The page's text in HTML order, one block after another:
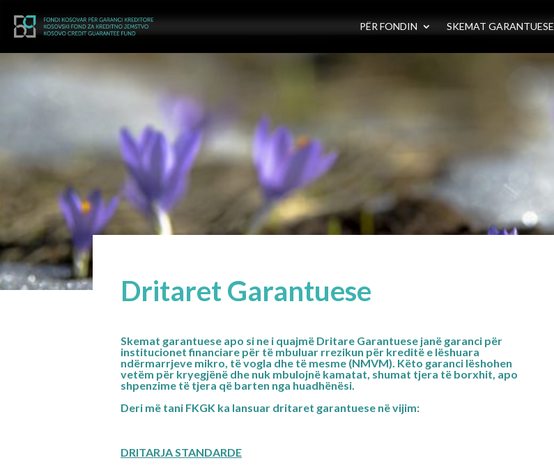
PËR FONDIN SKEMAT GARANTUESE
Dritaret Garantuese
Skemat garantuese apo si ne i quajmë Dritare Garantuesejanë garanci për
institucionet financiare për të mbuluar rrezikun për kreditë e lëshuara
ndërmarrjeve mikro, të vogla dhe të mesme (NMVM). Këto garanci lëshohen
vetëm për kryegjënë dhe nuk mbulojnë kamatat, shumat tjera të borxhit, apo
shpenzime të tjera që barten nga huadhënësi.
Deri më tani FKGK ka lansuar dritaret garantuese në vijim:
DRITARJA STANDARDE